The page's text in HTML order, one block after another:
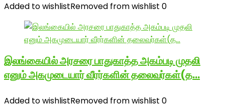
Added to wishlistRemoved from wishlist 0
இலங்கையில் அரசரை பாதுகாத்த அகம்படி முதலி
எனும் அகமுடையார் வீரர்களின் தலைவர்கள்(த…
Added to wishlistRemoved from wishlist 0